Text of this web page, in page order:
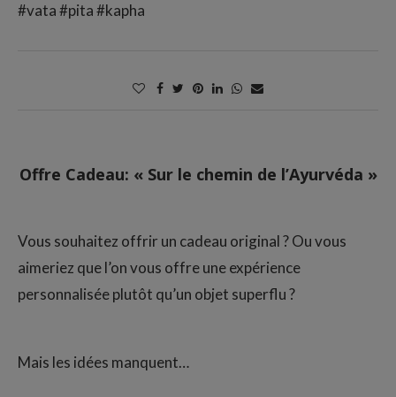
#vata #pita #kapha
Offre Cadeau: « Sur le chemin de l’Ayurvéda »
Vous souhaitez offrir un cadeau original ? Ou vous
aimeriez que l’on vous offre une expérience
personnalisée plutôt qu’un objet superflu ?
Mais les idées manquent…